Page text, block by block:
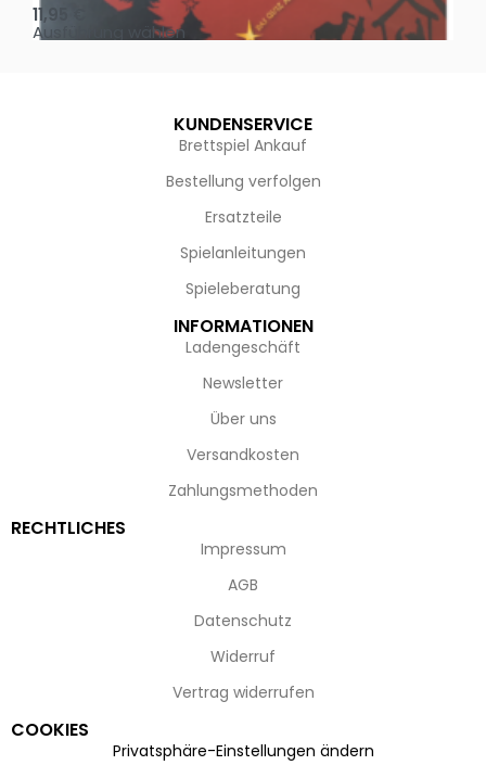
11,95
Ausführung wählen
KUNDENSERVICE
Brettspiel Ankauf
Bestellung verfolgen
Ersatzteile
Spielanleitungen
Spieleberatung
INFORMATIONEN
Ladengeschäft
Newsletter
Über uns
Versandkosten
Zahlungsmethoden
RECHTLICHES
Impressum
AGB
Datenschutz
Widerruf
Vertrag widerrufen
COOKIES
Privatsphäre-Einstellungen ändern